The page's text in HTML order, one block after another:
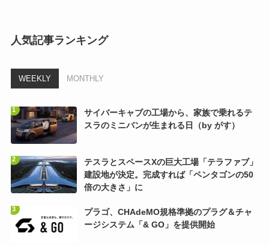
人気記事ランキング
WEEKLY MONTHLY
サイバーキャブの工場から、家族で乗れるテ
スラのミニバンが生まれる日（by がす）
テスラとスペースXの巨大工場「テラファブ」
建設地が決定。完成すれば「ペンタゴンの50
倍の大きさ」に
プラゴ、CHAdeMO規格準拠のプラグ＆チャ
ージシステム「& GO」を提供開始